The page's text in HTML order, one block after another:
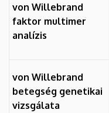
von Willebrand
faktor multimer
analízis
von Willebrand
betegség genetikai
vizsgálata